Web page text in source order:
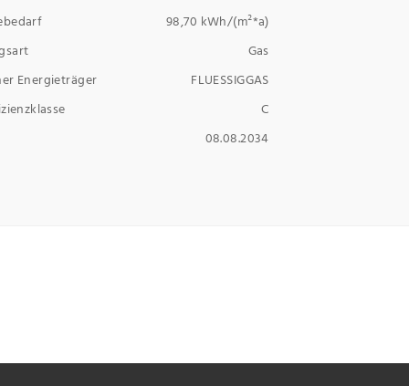
98,70 kWh/(m²*a)
Gas
Energieträger
FLUESSIGGAS
C
08.08.2034